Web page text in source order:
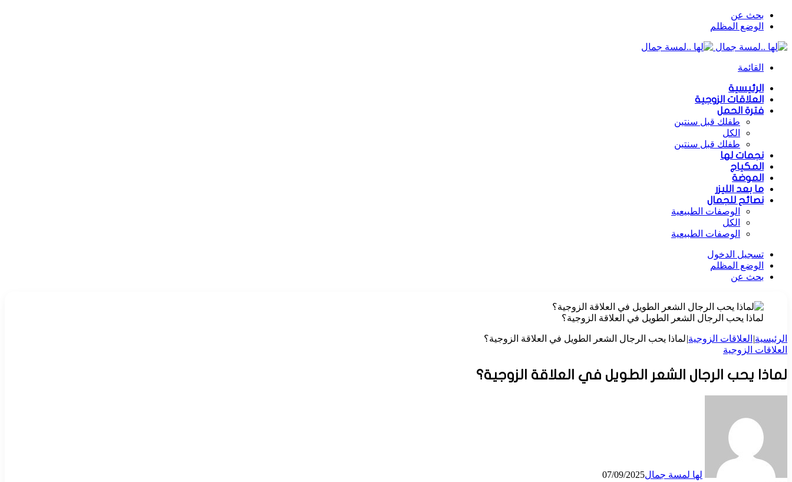
بحث عن
الوضع المظلم
القائمة
الرئيسية
العلاقات الزوجية
فترة الحمل
طفلك قبل سنتين
الكل
طفلك قبل سنتين
نجمات لها
المكياج
الموضة
ما بعد الليزر
نصائح للجمال
الوصفات الطبيعية
الكل
الوصفات الطبيعية
تسجيل الدخول
الوضع المظلم
بحث عن
لماذا يحب الرجال الشعر الطويل في العلاقة الزوجية؟
الرئيسية| العلاقات الزوجية|لماذا يحب الرجال الشعر الطويل في العلاقة الزوجية؟
العلاقات الزوجية
لماذا يحب الرجال الشعر الطويل في العلاقة الزوجية؟
لها لمسة جمال07/09/2025